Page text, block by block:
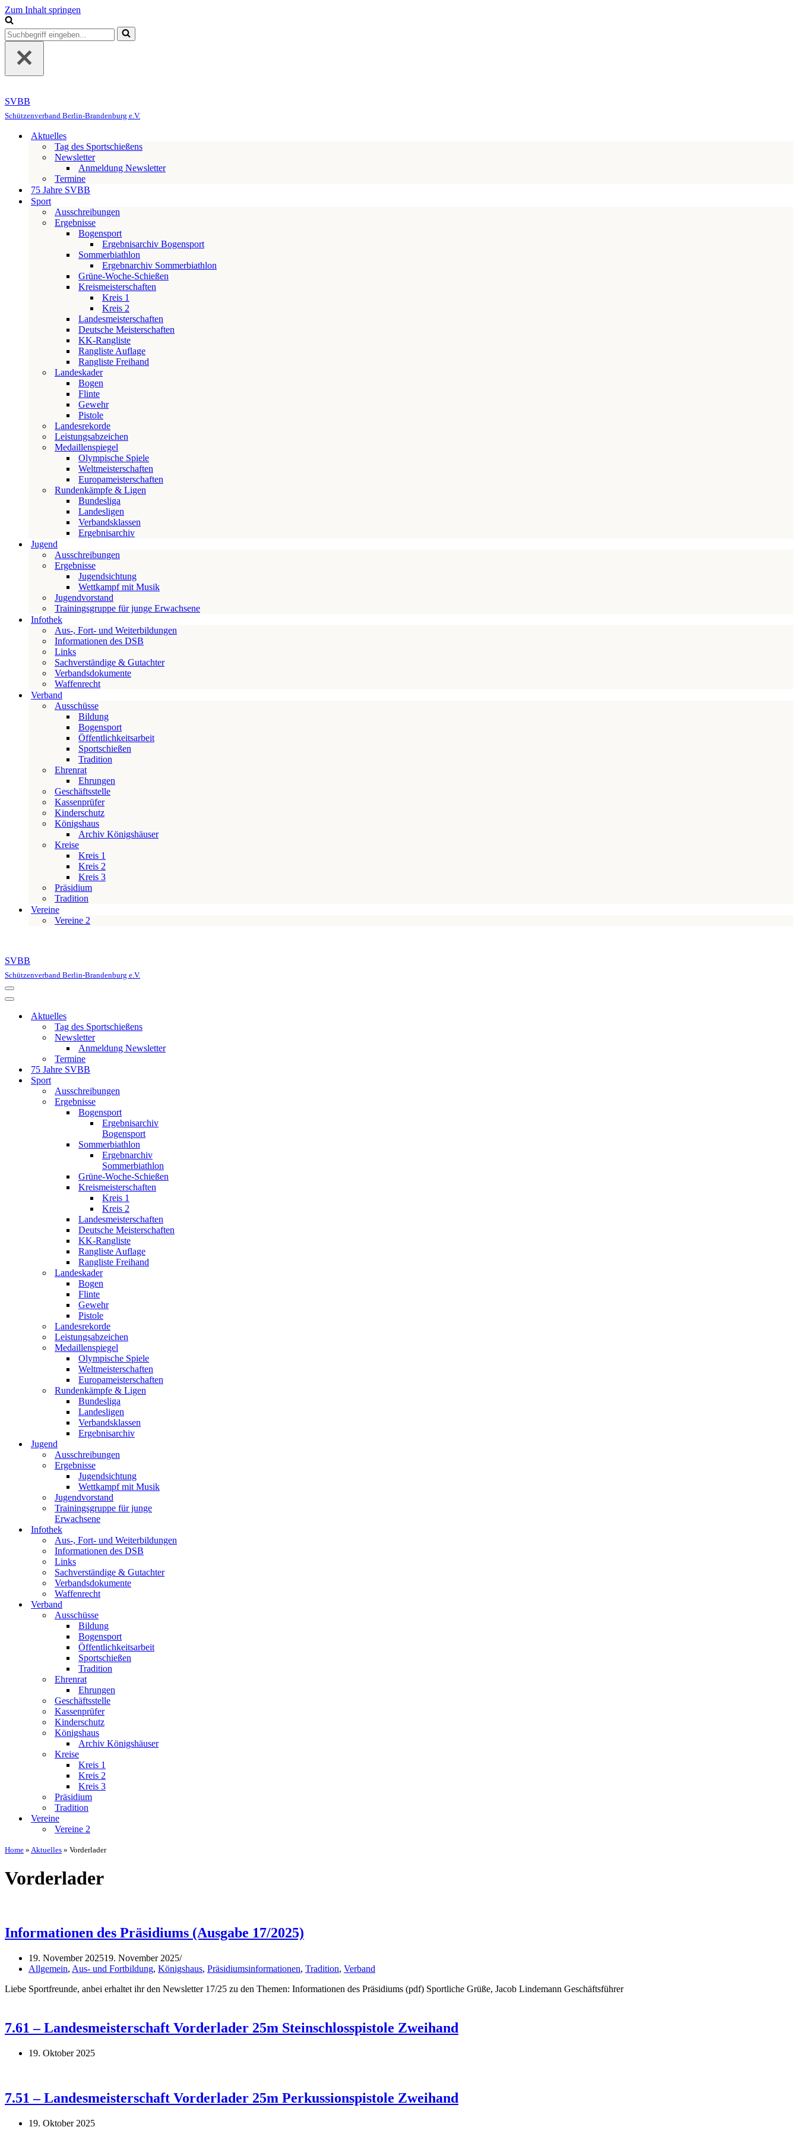
Zum Inhalt springen
Suchen
nach …
SVBB
Schützenverband Berlin-Brandenburg e.V.
Aktuelles
Tag des Sportschießens
Newsletter
Anmeldung Newsletter
Termine
75 Jahre SVBB
Sport
Ausschreibungen
Ergebnisse
Bogensport
Ergebnisarchiv Bogensport
Sommerbiathlon
Ergebnarchiv Sommerbiathlon
Grüne-Woche-Schießen
Kreismeisterschaften
Kreis 1
Kreis 2
Landesmeisterschaften
Deutsche Meisterschaften
KK-Rangliste
Rangliste Auflage
Rangliste Freihand
Landeskader
Bogen
Flinte
Gewehr
Pistole
Landesrekorde
Leistungsabzeichen
Medaillenspiegel
Olympische Spiele
Weltmeisterschaften
Europameisterschaften
Rundenkämpfe & Ligen
Bundesliga
Landesligen
Verbandsklassen
Ergebnisarchiv
Jugend
Ausschreibungen
Ergebnisse
Jugendsichtung
Wettkampf mit Musik
Jugendvorstand
Trainingsgruppe für junge Erwachsene
Infothek
Aus-, Fort- und Weiterbildungen
Informationen des DSB
Links
Sachverständige & Gutachter
Verbandsdokumente
Waffenrecht
Verband
Ausschüsse
Bildung
Bogensport
Öffentlichkeitsarbeit
Sportschießen
Tradition
Ehrenrat
Ehrungen
Geschäftsstelle
Kassenprüfer
Kinderschutz
Königshaus
Archiv Königshäuser
Kreise
Kreis 1
Kreis 2
Kreis 3
Präsidium
Tradition
Vereine
Vereine 2
SVBB
Schützenverband Berlin-Brandenburg e.V.
Navigationsmenü
Navigationsmenü
Aktuelles
Tag des Sportschießens
Newsletter
Anmeldung Newsletter
Termine
75 Jahre SVBB
Sport
Ausschreibungen
Ergebnisse
Bogensport
Ergebnisarchiv
Bogensport
Sommerbiathlon
Ergebnarchiv
Sommerbiathlon
Grüne-Woche-Schießen
Kreismeisterschaften
Kreis 1
Kreis 2
Landesmeisterschaften
Deutsche Meisterschaften
KK-Rangliste
Rangliste Auflage
Rangliste Freihand
Landeskader
Bogen
Flinte
Gewehr
Pistole
Landesrekorde
Leistungsabzeichen
Medaillenspiegel
Olympische Spiele
Weltmeisterschaften
Europameisterschaften
Rundenkämpfe & Ligen
Bundesliga
Landesligen
Verbandsklassen
Ergebnisarchiv
Jugend
Ausschreibungen
Ergebnisse
Jugendsichtung
Wettkampf mit Musik
Jugendvorstand
Trainingsgruppe für junge
Erwachsene
Infothek
Aus-, Fort- und Weiterbildungen
Informationen des DSB
Links
Sachverständige & Gutachter
Verbandsdokumente
Waffenrecht
Verband
Ausschüsse
Bildung
Bogensport
Öffentlichkeitsarbeit
Sportschießen
Tradition
Ehrenrat
Ehrungen
Geschäftsstelle
Kassenprüfer
Kinderschutz
Königshaus
Archiv Königshäuser
Kreise
Kreis 1
Kreis 2
Kreis 3
Präsidium
Tradition
Vereine
Vereine 2
Home » Aktuelles » Vorderlader
Vorderlader
Informationen des Präsidiums (Ausgabe 17/2025)
19. November 202519. November 2025
Allgemein, Aus- und Fortbildung, Königshaus, Präsidiumsinformationen, Tradition, Verband
Liebe Sportfreunde, anbei erhaltet ihr den Newsletter 17/25 zu den Themen: Informationen des Präsidiums (pdf) Sportliche Grüße, Jacob Lindemann Geschäftsführer
7.61 – Landesmeisterschaft Vorderlader 25m Steinschlosspistole Zweihand
19. Oktober 2025
7.51 – Landesmeisterschaft Vorderlader 25m Perkussionspistole Zweihand
19. Oktober 2025